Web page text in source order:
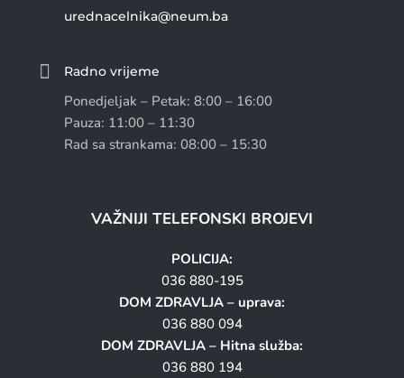
urednacelnika@neum.ba
 Radno vrijeme
Ponedjeljak – Petak: 8:00 – 16:00
Pauza: 11:00 – 11:30
Rad sa strankama: 08:00 – 15:30
VAŽNIJI TELEFONSKI BROJEVI
POLICIJA:
036 880-195
DOM ZDRAVLJA – uprava:
036 880 094
DOM ZDRAVLJA – Hitna služba:
036 880 194